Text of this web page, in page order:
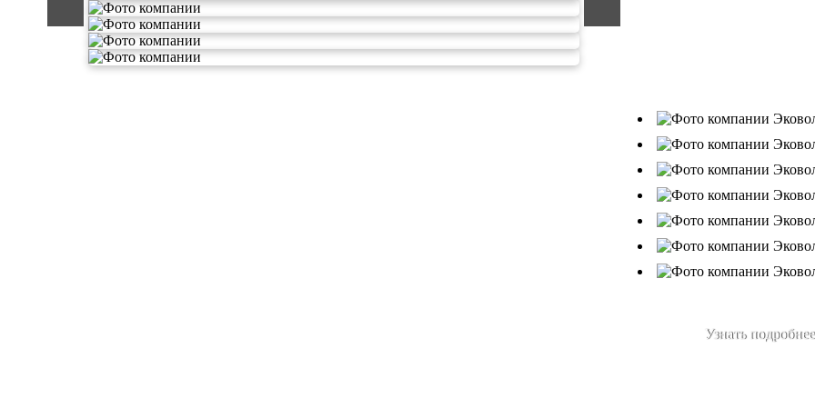
Узнать подробнее